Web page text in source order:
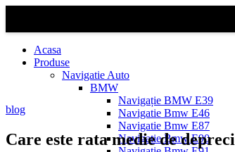
Acasa
Produse
Navigatie Auto
BMW
Navigație BMW E39
Navigatie Bmw E46
Navigatie Bmw E87
Navigatie Bmw E90
blog
Care este rata medie de